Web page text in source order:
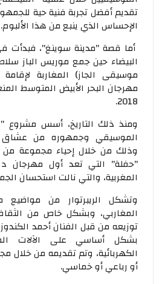
تقديم أفضل تجربة فنية حية
الإحساس الذي ينبع من هذا الألبوم.
أما قصة "مدينة سوينغ"، فبدأت في
البيضاء حين جمع موريس الباز
موسيقى الجاز) المغاربة
مهرجان البحر الأبيض المتوسط
2018.
ومنذ ذلك التاريخ، أسس مشروع
الموسيقي وجمهوره من عشاق
وذلك من خلال إحياء مجموعة
"حفلة" التي تعد أول مهرجان
المغربية، والتي نالت استحسان
وتشكل الريبرتوار من
المغاربي، وبشكل خاص من
توزيعه من قبل الفنان أحمد
بشكل أساسي على الآلات
الكهربائية، وتم تقديمه من
أو رباعي أو خماسي.